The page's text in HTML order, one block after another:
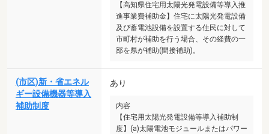
【高知県住宅用太陽光発電設備等導入推
進事業費補助金】住宅に太陽光発電設備
及び蓄電池設備を設置する住民に対して
市町村が補助を行う場合、その経費の一
部を県が補助(間接補助)。
(市区)新・省エネル
ギー設備機器等導入
補助制度
あり
内容
【住宅用太陽光発電設備等導入補助制
度】(a)太陽電池モジュールまたはパワー